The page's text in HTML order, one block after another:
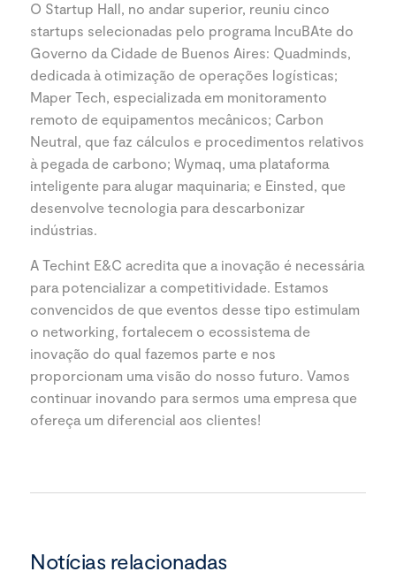
O Startup Hall, no andar superior, reuniu cinco
startups selecionadas pelo programa IncuBAte do
Governo da Cidade de Buenos Aires: Quadminds,
dedicada à otimização de operações logísticas;
Maper Tech, especializada em monitoramento
remoto de equipamentos mecânicos; Carbon
Neutral, que faz cálculos e procedimentos relativos
à pegada de carbono; Wymaq, uma plataforma
inteligente para alugar maquinaria; e Einsted, que
desenvolve tecnologia para descarbonizar
indústrias.
A Techint E&C acredita que a inovação é necessária
para potencializar a competitividade. Estamos
convencidos de que eventos desse tipo estimulam
o networking, fortalecem o ecossistema de
inovação do qual fazemos parte e nos
proporcionam uma visão do nosso futuro. Vamos
continuar inovando para sermos uma empresa que
ofereça um diferencial aos clientes!
Notícias relacionadas